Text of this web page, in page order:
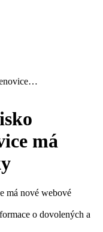
má
má nové webové
o dovolených a